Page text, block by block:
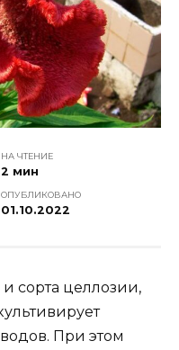
НА ЧТЕНИЕ
2 мин
ОПУБЛИКОВАНО
01.10.2022
сорта целлозии,
При этом